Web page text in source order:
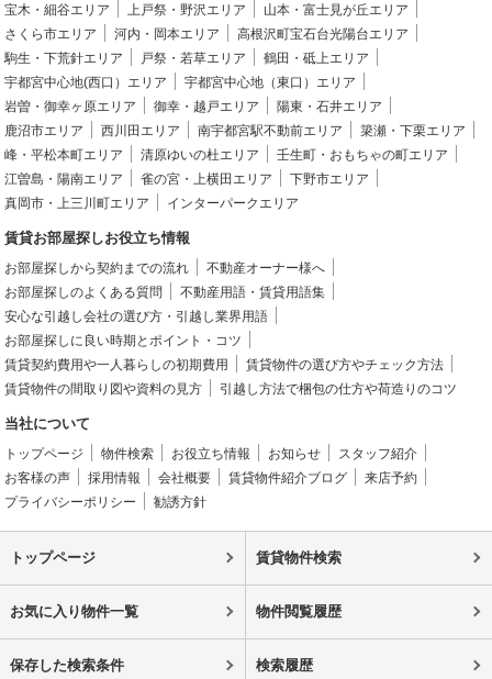
宝木・細谷エリア 上戸祭・野沢エリア
山本・富士見が丘エリア
さくら市エリア
河内・岡本エリア
高根沢町宝石台光陽台エリア
駒生・下荒針エリア
戸祭・若草エリア
鶴田・砥上エリア
宇都宮中心地(西口）エリア
宇都宮中心地（東口）エリア
岩曽・御幸ヶ原エリア
御幸・越戸エリア
陽東・石井エリア
鹿沼市エリア
西川田エリア 南宇都宮駅不動前エリア
簗瀬・下栗エリア
峰・平松本町エリア
清原ゆいの杜エリア
壬生町・おもちゃの町エリア
江曽島・陽南エリア
雀の宮・上横田エリア
下野市エリア
真岡市・上三川町エリア
インターパークエリア
賃貸お部屋探しお役立ち情報
お部屋探しから契約までの流れ
不動産オーナー様へ
お部屋探しのよくある質問
不動産用語・賃貸用語集
安心な引越し会社の選び方・引越し業界用語
お部屋探しに良い時期とポイント・コツ
賃貸契約費用や一人暮らしの初期費用
賃貸物件の選び方やチェック方法
賃貸物件の間取り図や資料の見方
引越し方法で梱包の仕方や荷造りのコツ
当社について
トップページ 物件検索 お役立ち情報 お知らせ
スタッフ紹介
お客様の声
採用情報 会社概要 賃貸物件紹介ブログ
来店予約
プライバシーポリシー
勧誘方針
トップページ 賃貸物件検索
お気に入り物件一覧 物件閲覧履歴
保存した検索条件 検索履歴